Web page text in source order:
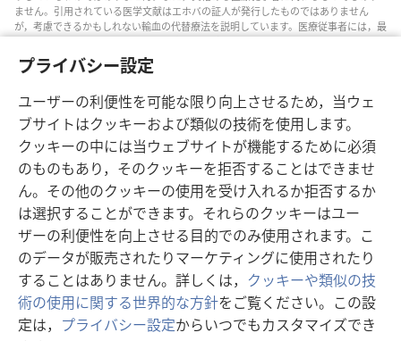
プライバシー設定
ユーザーの利便性を可能な限り向上させるため，当ウェ
ブサイトはクッキーおよび類似の技術を使用します。
クッキーの中には当ウェブサイトが機能するために必須
のものもあり，そのクッキーを拒否することはできませ
ん。その他のクッキーの使用を受け入れるか拒否するか
は選択することができます。それらのクッキーはユー
ザーの利便性を向上させる目的でのみ使用されます。こ
のデータが販売されたりマーケティングに使用されたり
することはありません。詳しくは， クッキーや類似の技
術の使用に関する世界的な方針をご覧ください。この設
定は， プライバシー設定からいつでもカスタマイズでき
ません。引用されている医学文献はエホバの証人が発行したものではありません
が，考慮できるかもしれない輸血の代替療法を説明しています。医療従事者には，最
新情報に通じるようにし，患者と治療の選択肢について話し合い，患者が自分の健
康状態，意思，価値観，信条に合った決定を下せるよう助ける責任があります。記
されている方法すべてがどの患者にも当てはまるとは限らず，患者によっては受け入
患者の皆さんへ: 自分の健康状態や治療法については，医師などの医療従事者のアド
バイスを求めるようにしてください。病気の疑いがあるなら，医師の診察を受けて
ください。
このウェブサイトの利用は，当サイトの利用規約に準拠するものとします。
画面表示の設定